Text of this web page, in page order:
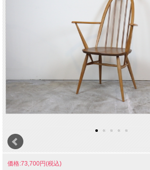
価格:73,700円(税込)